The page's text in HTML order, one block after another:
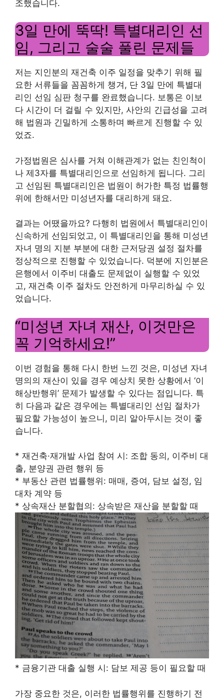
조했습니다.
3일 만에 뚝딱! 특별대리인 선
임, 그리고 술술 풀린 문제들
저는 지인분의 재건축 이주 일정을 맞추기 위해 필
요한 서류들을 꼼꼼하게 챙겨, 단 3일 만에 특별대
리인 선임 심판 청구를 완료했습니다. 보통은 이보
다 시간이 더 걸릴 수 있지만, 사안의 긴급성을 고려
해 법원과 긴밀하게 소통하며 빠르게 진행할 수 있
었죠.
가정법원은 심사를 거쳐 이해관계가 없는 친인척이
나 제3자를 특별대리인으로 선임하게 됩니다. 그리
고 선임된 특별대리인은 법원이 허가한 특정 법률행
위에 한해서만 미성년자를 대리하게 돼요.
결과는 어땠을까요? 다행히 법원에서 특별대리인이
신속하게 선임되었고, 이 특별대리인을 통해 미성년
자녀 명의 지분 부분에 대한 근저당권 설정 절차를
정상적으로 진행할 수 있었습니다. 덕분에 지인분은
은행에서 이주비 대출도 문제없이 실행할 수 있었
고, 재건축 이주 절차도 안전하게 마무리하실 수 있
었습니다.
“미성년 자녀 재산, 이것만은
꼭 기억하세요!”
이번 경험을 통해 다시 한번 느낀 것은, 미성년 자녀
명의의 재산이 있을 경우 예상치 못한 상황에서 ‘이
해상반행위’ 문제가 발생할 수 있다는 점입니다. 특
히 다음과 같은 경우에는 특별대리인 선임 절차가
필요할 가능성이 높으니, 미리 알아두시는 것이 좋
습니다.
* 재건축·재개발 사업 참여 시: 조합 동의, 이주비 대
출, 분양권 관련 행위 등
* 부동산 관련 법률행위: 매매, 증여, 담보 설정, 임
대차 계약 등
* 상속재산 분할협의: 상속받은 재산을 분할할 때
* 금융기관 대출 실행 시: 담보 제공 등이 필요할 때
가장 중요한 것은, 이러한 법률행위를 진행하기 전